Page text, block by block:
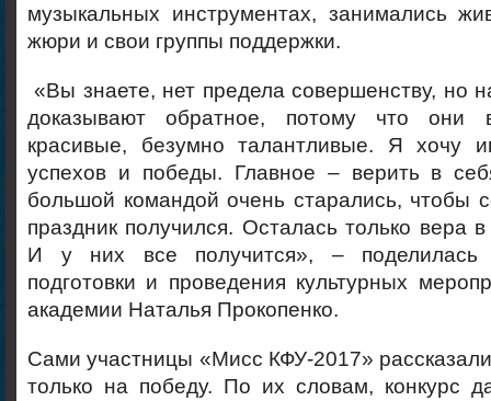
музыкальных инструментах, занимались
жюри и свои группы поддержки.
«Вы знаете, нет предела совершенству, но
доказывают обратное, потому что они
красивые, безумно талантливые. Я хочу
успехов и победы. Главное – верить в
большой командой очень старались, чтобы
праздник получился. Осталась только вера
И у них все получится», – поделилась
подготовки и проведения культурных
академии Наталья Прокопенко.
Сами участницы «Мисс КФУ-2017»
только на победу. По их словам, конкурс